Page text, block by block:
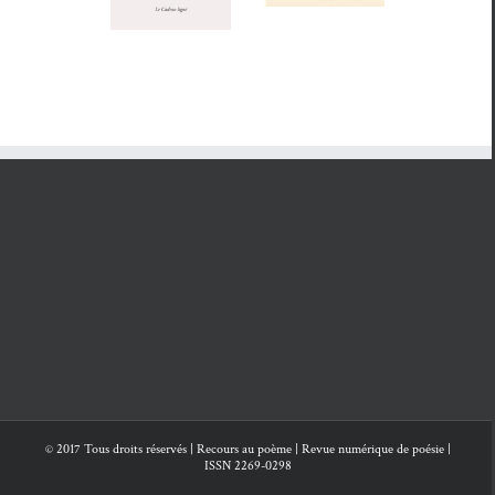
Coeurfailli
du vent et
© 2017 Tous droits réservés | Recours au poème | Revue numérique de poésie |
ISSN 2269-0298